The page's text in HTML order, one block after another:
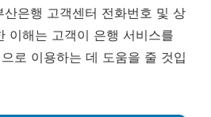
은행 고객센터 전화번호 및 상
이해는 고객이 은행 서비스를
로 이용하는 데 도움을 줄 것입